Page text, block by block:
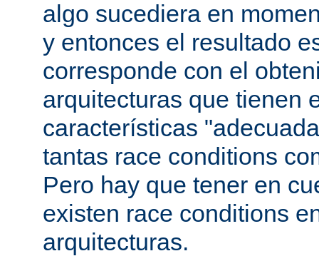
algo sucediera en
y entonces el resultado
corresponde con el
arquitecturas que tienen
características
tantas race conditions
Pero hay que tener en
existen race conditions
arquitecturas.